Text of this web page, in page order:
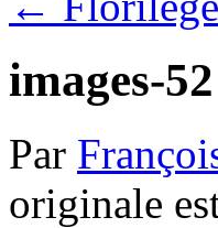
images-52
Par
originale